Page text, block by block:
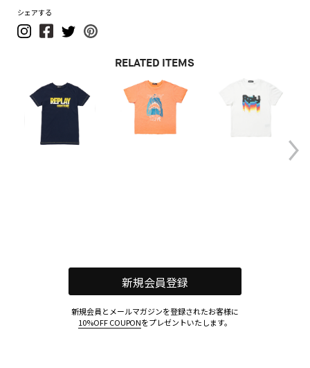
シェアする
RELATED ITEMS
新規会員登録
新規会員とメールマガジンを登録されたお客様に
10%OFF COUPONをプレゼントいたします。